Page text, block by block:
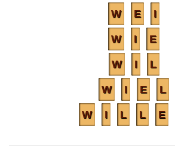
W E I
W I E
W I L
W I E L
W I L L E